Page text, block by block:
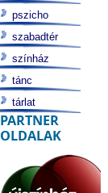
pszicho
szabadtér
színház
tánc
tárlat
PARTNER
OLDALAK